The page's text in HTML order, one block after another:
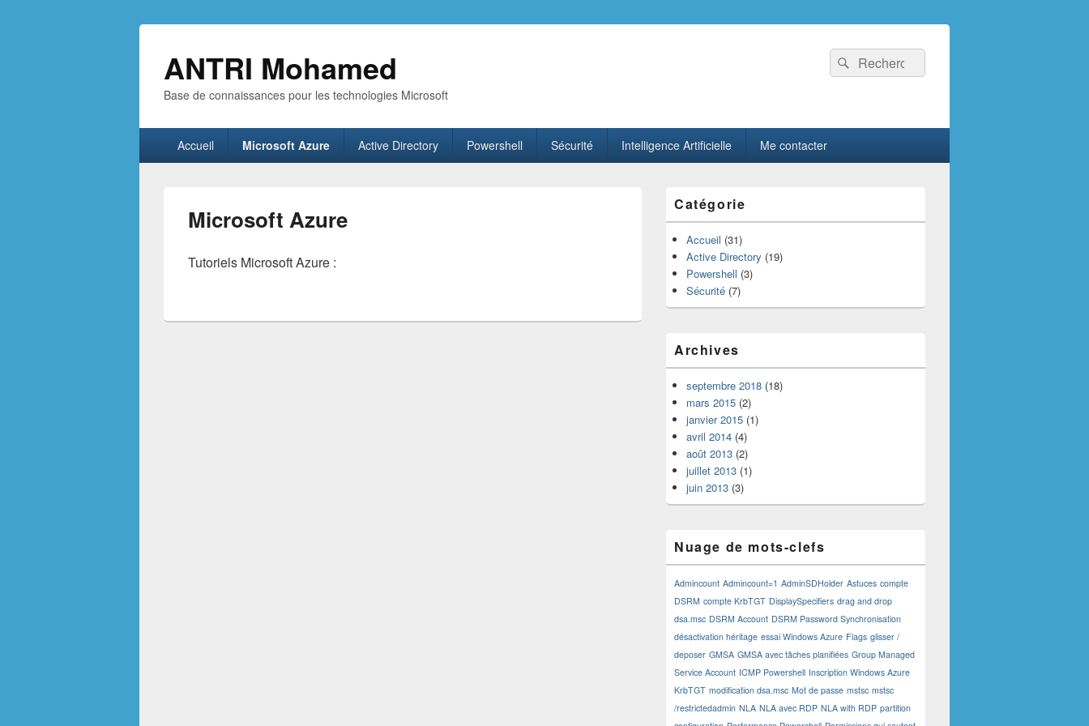
ANTRI Mohamed
Base de connaissances pour les technologies Microsoft
Recherche :
Rechercher
principalAccueil Microsoft Azure Active Directory Powershell Sécurité Intelligence Artificielle Me contacter
Microsoft Azure
Tutoriels Microsoft Azure :
principale
de
widget
pour
barre
latérale
Catégorie
Accueil (31)
Active Directory (19)
Powershell (3)
Sécurité (7)
Archives
septembre 2018 (18)
mars 2015 (2)
janvier 2015 (1)
avril 2014 (4)
août 2013 (2)
juillet 2013 (1)
juin 2013 (3)
Nuage de mots-clefs
Admincount Admincount=1 AdminSDHolder Astuces compte
DSRM compte KrbTGT DisplaySpecifiers drag and drop
dsa.msc DSRM Account DSRM Password Synchronisation
désactivation héritage essai Windows Azure Flags glisser /
deposer GMSA GMSA avec tâches planifiées Group Managed
Service Account ICMP Powershell Inscription Windows Azure
KrbTGT modification dsa.msc Mot de passe mstsc mstsc
/restrictedadmin NLA NLA avec RDP NLA with RDP partition